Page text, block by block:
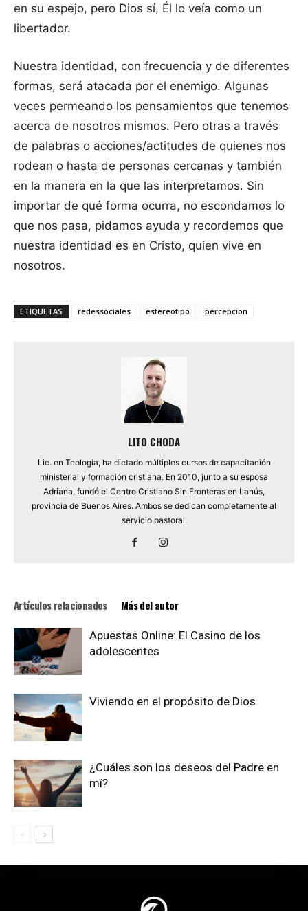
en su espejo, pero Dios sí, Él lo veía como un
libertador.
Nuestra identidad, con frecuencia y de diferentes
formas, será atacada por el enemigo. Algunas
veces permeando los pensamientos que tenemos
acerca de nosotros mismos. Pero otras a través
de palabras o acciones/actitudes de quienes nos
rodean o hasta de personas cercanas y también
en la manera en la que las interpretamos. Sin
importar de qué forma ocurra, no escondamos lo
que nos pasa, pidamos ayuda y recordemos que
nuestra identidad es en Cristo, quien vive en
nosotros.
ETIQUETAS redessociales estereotipo percepcion
LITO CHODA
Lic. en Teología, ha dictado múltiples cursos de capacitación
ministerial y formación cristiana. En 2010, junto a su esposa
Adriana, fundó el Centro Cristiano Sin Fronteras en Lanús,
provincia de Buenos Aires. Ambos se dedican completamente al
servicio pastoral.
Artículos relacionados Más del autor
Apuestas Online: El Casino de los
adolescentes
Viviendo en el propósito de Dios
¿Cuáles son los deseos del Padre en
mí?